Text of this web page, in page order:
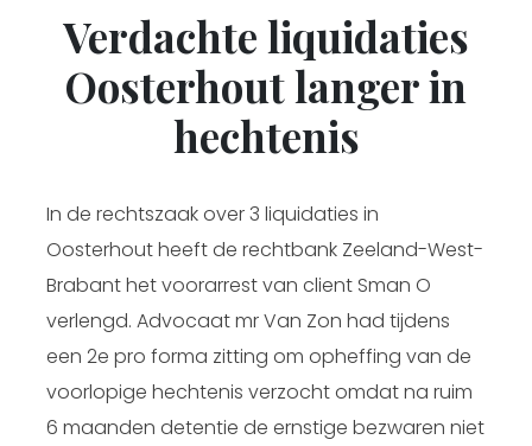
Verdachte liquidaties
Oosterhout langer in
hechtenis
In de rechtszaak over 3 liquidaties in
Oosterhout heeft de rechtbank Zeeland-West-
Brabant het voorarrest van client Sman O
verlengd. Advocaat mr Van Zon had tijdens
een 2e pro forma zitting om opheffing van de
voorlopige hechtenis verzocht omdat na ruim
6 maanden detentie de ernstige bezwaren niet